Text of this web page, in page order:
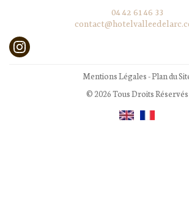
04 42 61 46 33
Mentions Légales-Plan du
© 2026 Tous Droits Réservés